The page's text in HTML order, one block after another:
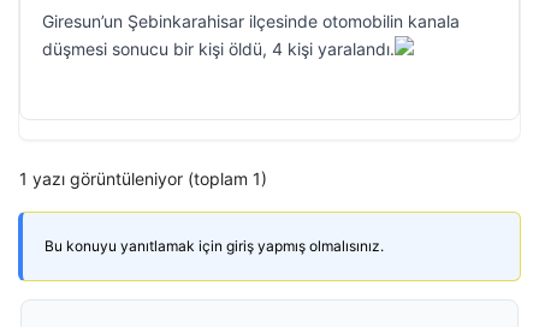
Giresun’un Şebinkarahisar ilçesinde otomobilin kanala
düşmesi sonucu bir kişi öldü, 4 kişi yaralandı.
1 yazı görüntüleniyor (toplam 1)
Bu konuyu yanıtlamak için giriş yapmış olmalısınız.